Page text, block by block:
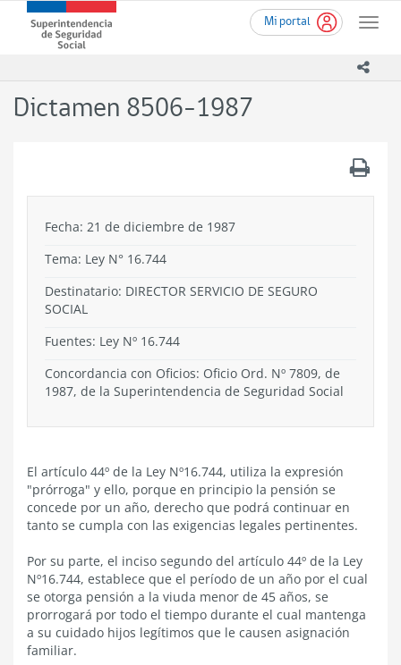
contenido
Mi portal
Toggle
Superintendencia
de
-
Dictamen 8506-1987
Fecha: 21 de diciembre de 1987
Tema: Ley N° 16.744
Destinatario: DIRECTOR SERVICIO DE SEGURO
SOCIAL
Fuentes: Ley Nº 16.744
Concordancia con Oficios: Oficio Ord. Nº 7809, de
1987, de la Superintendencia de Seguridad Social
El artículo 44º de la Ley Nº16.744, utiliza la expresión
"prórroga" y ello, porque en principio la pensión se
concede por un año, derecho que podrá continuar en
tanto se cumpla con las exigencias legales pertinentes.
Por su parte, el inciso segundo del artículo 44º de la Ley
Nº16.744, establece que el período de un año por el cual
se otorga pensión a la viuda menor de 45 años, se
prorrogará por todo el tiempo durante el cual mantenga
a su cuidado hijos legítimos que le causen asignación
familiar.